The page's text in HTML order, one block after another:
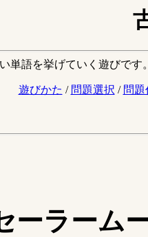
単語を挙げていく遊びです
遊びかた / 問題選択 / 問題
ーラーム